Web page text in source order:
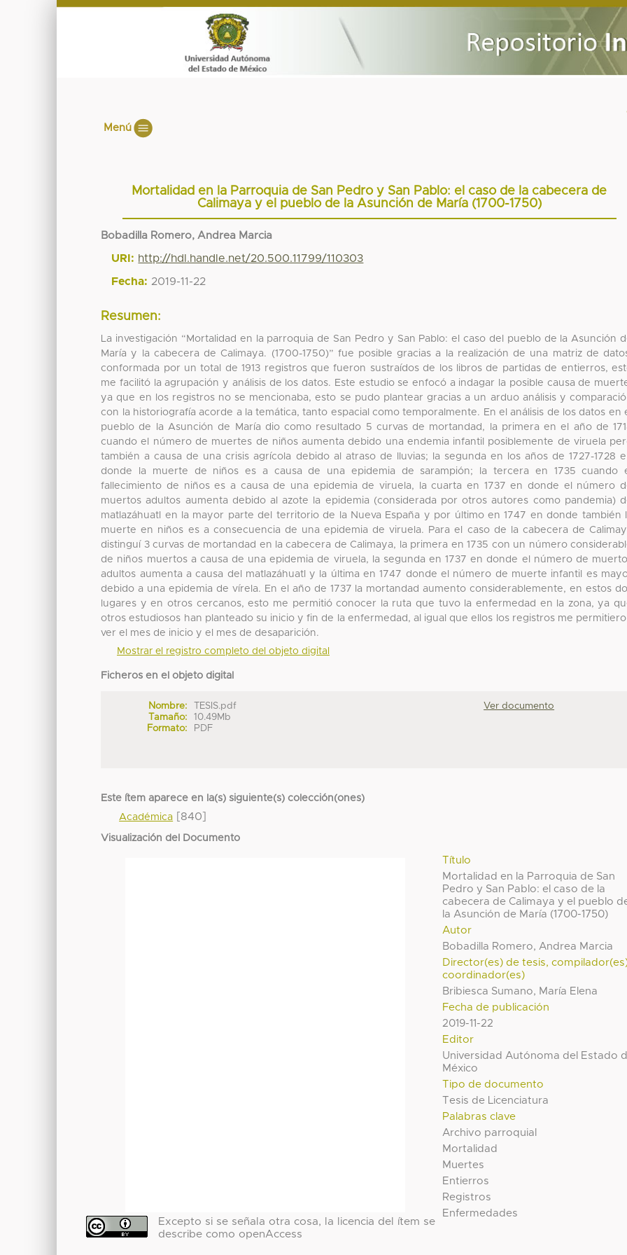
Menú
Mortalidad en la Parroquia de San Pedro y San Pablo: el caso de la cabecera de
Calimaya y el pueblo de la Asunción de María (1700-1750)
Bobadilla Romero, Andrea Marcia
URI: http://hdl.handle.net/20.500.11799/110303
Fecha: 2019-11-22
Resumen:
La investigación “Mortalidad en la parroquia de San Pedro y San Pablo: el caso del pueblo de la Asunción
María y la cabecera de Calimaya. (1700-1750)” fue posible gracias a la realización de una matriz de
conformada por un total de 1913 registros que fueron sustraídos de los libros de partidas de entierros,
me facilitó la agrupación y análisis de los datos. Este estudio se enfocó a indagar la posible causa de
ya que en los registros no se mencionaba, esto se pudo plantear gracias a un arduo análisis y
con la historiografía acorde a la temática, tanto espacial como temporalmente. En el análisis de los datos en
pueblo de la Asunción de María dio como resultado 5 curvas de mortandad, la primera en el año de
cuando el número de muertes de niños aumenta debido una endemia infantil posiblemente de viruela
también a causa de una crisis agrícola debido al atraso de lluvias; la segunda en los años de 1727-1728
donde la muerte de niños es a causa de una epidemia de sarampión; la tercera en 1735 cuando
fallecimiento de niños es a causa de una epidemia de viruela, la cuarta en 1737 en donde el número
muertos adultos aumenta debido al azote la epidemia (considerada por otros autores como pandemia)
matlazáhuatl en la mayor parte del territorio de la Nueva España y por último en 1747 en donde también
muerte en niños es a consecuencia de una epidemia de viruela. Para el caso de la cabecera de
distinguí 3 curvas de mortandad en la cabecera de Calimaya, la primera en 1735 con un número
de niños muertos a causa de una epidemia de viruela, la segunda en 1737 en donde el número de
adultos aumenta a causa del matlazáhuatl y la última en 1747 donde el número de muerte infantil es
debido a una epidemia de vírela. En el año de 1737 la mortandad aumento considerablemente, en estos
lugares y en otros cercanos, esto me permitió conocer la ruta que tuvo la enfermedad en la zona, ya
otros estudiosos han planteado su inicio y fin de la enfermedad, al igual que ellos los registros me
ver el mes de inicio y el mes de desaparición.
Mostrar el registro completo del objeto digital
Ficheros en el objeto digital
Nombre:
TESIS.pdf
Tamaño:
10.49Mb
Formato:
PDF
Ver documento
Este ítem aparece en la(s) siguiente(s) colección(ones)
Académica [840]
Visualización del Documento
Título
Mortalidad en la Parroquia de San
Pedro y San Pablo: el caso de la
cabecera de Calimaya y el pueblo
la Asunción de María (1700-1750)
Autor
Bobadilla Romero, Andrea Marcia
Director(es) de tesis,
coordinador(es)
Bribiesca Sumano, María Elena
Fecha de publicación
2019-11-22
Editor
Universidad Autónoma del Estado
México
Tipo de documento
Tesis de Licenciatura
Palabras clave
Archivo parroquial
Mortalidad
Muertes
Entierros
Registros
Enfermedades
Excepto si se señala otra cosa, la licencia del ítem se
describe como openAccess